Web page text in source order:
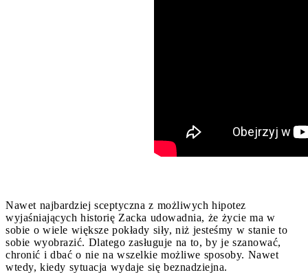
Nawet najbardziej sceptyczna z możliwych hipotez
wyjaśniających historię Zacka udowadnia, że życie ma w
sobie o wiele większe pokłady siły, niż jesteśmy w stanie to
sobie wyobrazić. Dlatego zasługuje na to, by je szanować,
chronić i dbać o nie na wszelkie możliwe sposoby. Nawet
wtedy, kiedy sytuacja wydaje się beznadziejna.